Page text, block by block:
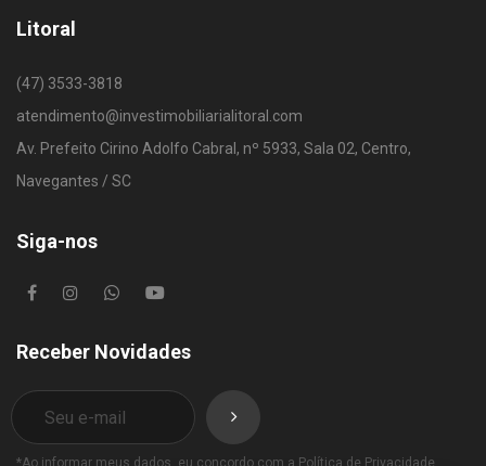
Litoral
(47) 3533-3818
atendimento@investimobiliarialitoral.com
Av. Prefeito Cirino Adolfo Cabral, nº 5933, Sala 02, Centro,
Navegantes / SC
Siga-nos
Receber Novidades
*Ao informar meus dados, eu concordo com a Política de Privacidade